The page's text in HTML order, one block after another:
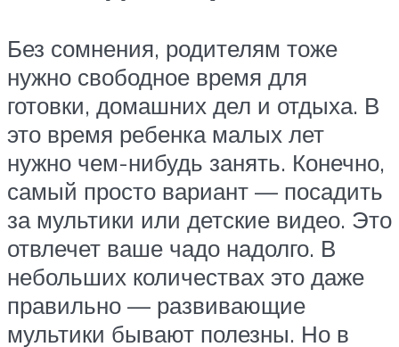
Без сомнения, родителям тоже
нужно свободное время для
готовки, домашних дел и отдыха. В
это время ребенка малых лет
нужно чем-нибудь занять. Конечно,
самый просто вариант — посадить
за мультики или детские видео. Это
отвлечет ваше чадо надолго. В
небольших количествах это даже
правильно — развивающие
мультики бывают полезны. Но в